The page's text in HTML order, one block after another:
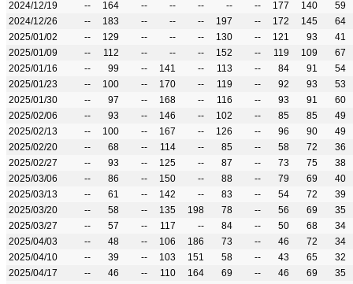
2024/12/19
-- 164 -- -- -- -- -- 177 140
59
2024/12/26
-- 183 -- -- -- 197 -- 172 145
64
2025/01/02
-- 129 -- -- -- 130 -- 121 93
41
2025/01/09
-- 112 -- -- -- 152 -- 119 109
67
2025/01/16
-- 99 -- 141 -- 113 -- 84 91
54
2025/01/23
-- 100 -- 170 -- 119 -- 92 93
53
2025/01/30
-- 97 -- 168 -- 116 -- 93 91
60
2025/02/06
-- 93 -- 146 -- 102 -- 85 85
49
2025/02/13
-- 100 -- 167 -- 126 -- 96 90
49
2025/02/20
-- 68 -- 114 -- 85 -- 58 72
36
2025/02/27
-- 93 -- 125 -- 87 -- 73 75
38
2025/03/06
-- 86 -- 150 -- 88 -- 79 69
40
2025/03/13
-- 61 -- 142 -- 83 -- 54 72
39
2025/03/20
-- 58 -- 135 198 78 -- 56 69
35
2025/03/27
-- 57 -- 117 -- 84 -- 50 68
34
2025/04/03
-- 48 -- 106 186 73 -- 46 72
34
2025/04/10
-- 39 -- 103 151 58 -- 43 65
32
2025/04/17
-- 46 -- 110 164 69 -- 46 69
35